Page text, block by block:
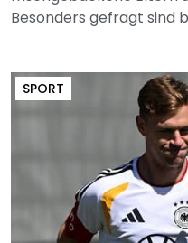
Besonders gefragt sind
SPORT